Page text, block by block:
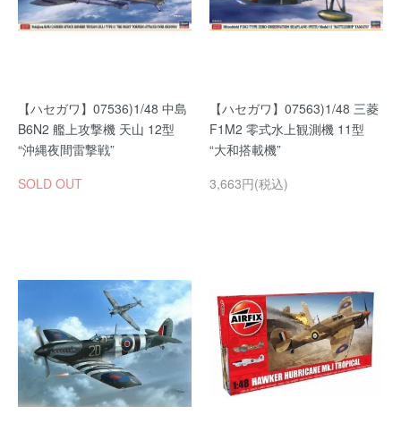
【ハセガワ】07536)1/48 中島
B6N2 艦上攻撃機 天山 12型
“沖縄夜間雷撃戦”
SOLD OUT
【ハセガワ】07563)1/48 三菱
F1M2 零式水上観測機 11型
“大和搭載機”
3,663円(税込)